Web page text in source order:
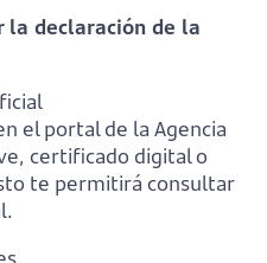
la declaración de la
el portal de la Agencia
certificado digital o
te permitirá consultar